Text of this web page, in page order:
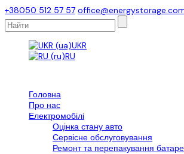
+38050 512 57 57
UKR
RU
Головна
Про нас
Електромобілі
Оцінка стану авто
Сервісне обслуговування
Ремонт та перепакування